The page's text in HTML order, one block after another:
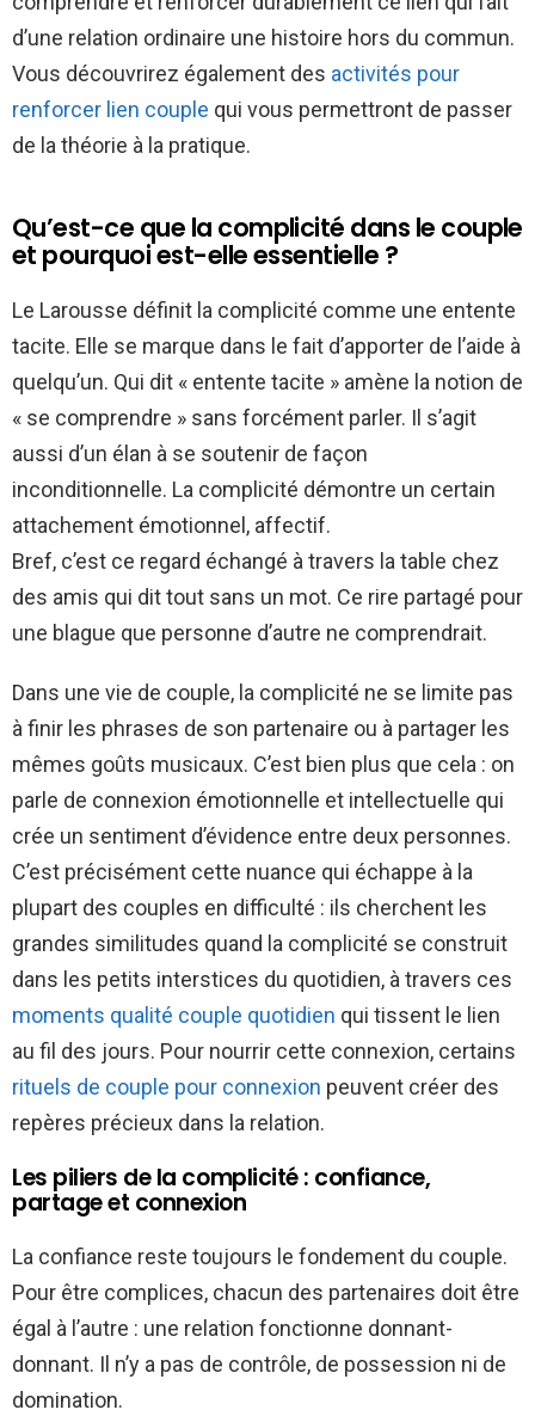
d’une relation ordinaire une histoire hors du commun.
Vous découvrirez également des activités pour
renforcer lien couple qui vous permettront de passer
de la théorie à la pratique.
Qu’est-ce que la complicité dans le couple
et pourquoi est-elle essentielle ?
Le Larousse définit la complicité comme une entente
tacite. Elle se marque dans le fait d’apporter de l’aide à
quelqu’un. Qui dit « entente tacite » amène la notion de
« se comprendre » sans forcément parler. Il s’agit
aussi d’un élan à se soutenir de façon
inconditionnelle. La complicité démontre un certain
attachement émotionnel, affectif.
Bref, c’est ce regard échangé à travers la table chez
des amis qui dit tout sans un mot. Ce rire partagé pour
une blague que personne d’autre ne comprendrait.
Dans une vie de couple, la complicité ne se limite pas
à finir les phrases de son partenaire ou à partager les
mêmes goûts musicaux. C’est bien plus que cela : on
parle de connexion émotionnelle et intellectuelle qui
crée un sentiment d’évidence entre deux personnes.
C’est précisément cette nuance qui échappe à la
plupart des couples en difficulté : ils cherchent les
grandes similitudes quand la complicité se construit
dans les petits interstices du quotidien, à travers ces
moments qualité couple quotidien qui tissent le lien
au fil des jours. Pour nourrir cette connexion, certains
rituels de couple pour connexion peuvent créer des
repères précieux dans la relation.
Les piliers de la complicité : confiance,
partage et connexion
La confiance reste toujours le fondement du couple.
Pour être complices, chacun des partenaires doit être
égal à l’autre : une relation fonctionne donnant-
donnant. Il n’y a pas de contrôle, de possession ni de
domination.